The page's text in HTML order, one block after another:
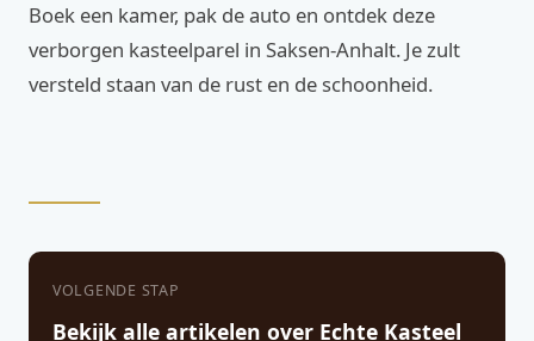
Boek een kamer, pak de auto en ontdek deze
verborgen kasteelparel in Saksen-Anhalt. Je zult
versteld staan van de rust en de schoonheid.
VOLGENDE STAP
Bekijk alle artikelen over Echte Kasteel